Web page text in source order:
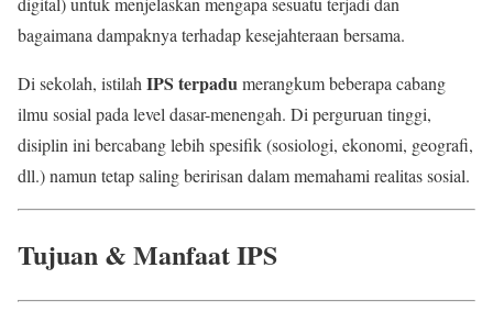
bagaimana dampaknya terhadap kesejahteraan bersama.
Di sekolah, istilah IPS terpadu merangkum beberapa cabang
ilmu sosial pada level dasar-menengah. Di perguruan tinggi,
disiplin ini bercabang lebih spesifik (sosiologi, ekonomi, geografi,
dll.) namun tetap saling beririsan dalam memahami realitas sosial.
Tujuan & Manfaat IPS